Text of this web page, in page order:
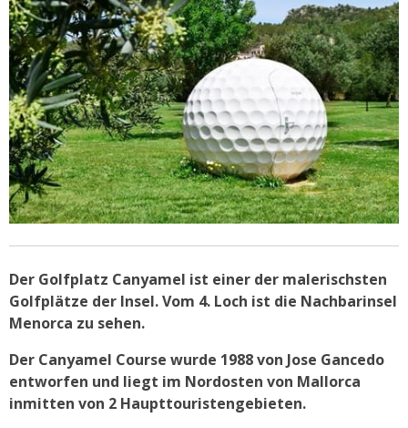
Der Golfplatz Canyamel ist einer der malerischsten
Golfplätze der Insel. Vom 4. Loch ist die Nachbarinsel
Menorca zu sehen.
Der Canyamel Course wurde 1988 von Jose Gancedo
entworfen und liegt im Nordosten von Mallorca
inmitten von 2 Haupttouristengebieten.